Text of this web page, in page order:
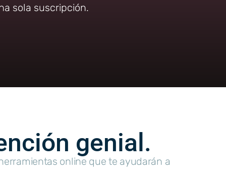
sola suscripción.
genial.
online que te ayudarán a